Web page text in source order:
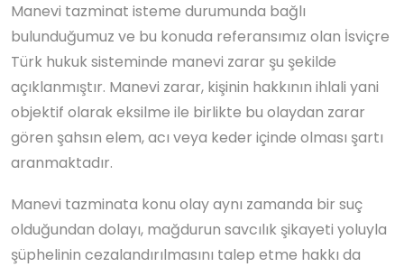
Manevi tazminat isteme durumunda bağlı
bulunduğumuz ve bu konuda referansımız olan İsviçre
Türk hukuk sisteminde manevi zarar şu şekilde
açıklanmıştır. Manevi zarar, kişinin hakkının ihlali yani
objektif olarak eksilme ile birlikte bu olaydan zarar
gören şahsın elem, acı veya keder içinde olması şartı
aranmaktadır.
Manevi tazminata konu olay aynı zamanda bir suç
olduğundan dolayı, mağdurun savcılık şikayeti yoluyla
şüphelinin cezalandırılmasını talep etme hakkı da